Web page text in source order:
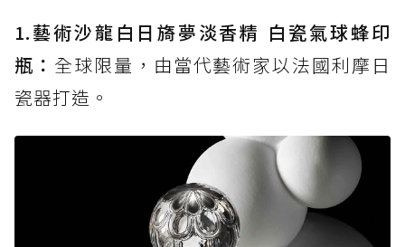
1.藝術沙龍白日旖夢淡香精 白瓷氣球蜂印
瓶： 全球限量，由當代藝術家以法國利摩日
瓷器打造。